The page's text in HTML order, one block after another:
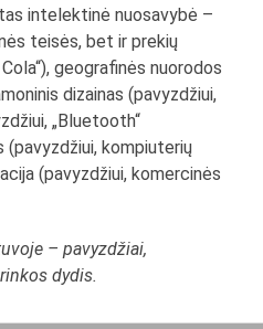
intelektinė nuosavybė –
teisės, bet ir prekių
geografinės nuorodos
dizainas (pavyzdžiui,
„Bluetooth“
kompiuterių
(pavyzdžiui, komercinės
– pavyzdžiai,
dydis.